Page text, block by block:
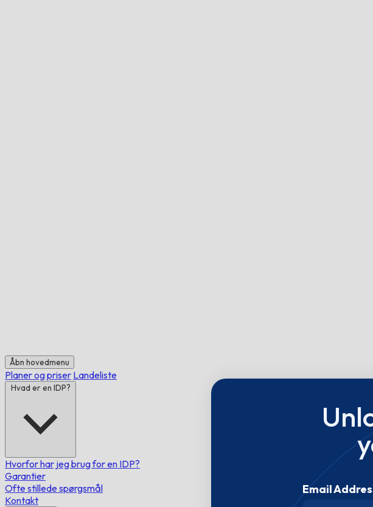
Åbn hovedmenu
Planer og priser Landeliste
Hvad er en IDP?
Hvorfor har jeg brug for en IDP?
Garantier
Ofte stillede spørgsmål
Kontakt
Email